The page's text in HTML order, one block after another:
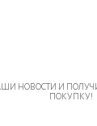
НОВОСТИ И
ПОКУПКУ!